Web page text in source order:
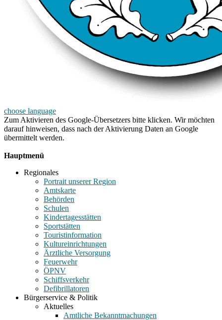
choose language
Zum Aktivieren des Google-Übersetzers bitte klicken. Wir möchten
darauf hinweisen, dass nach der Aktivierung Daten an Google
übermittelt werden.
Hauptmenü
Regionales
Portrait unserer Region
Amtskarte
Behörden
Schulen
Kindertagesstätten
Sportstätten
Touristinformation
Kultureinrichtungen
Ärztliche Versorgung
Feuerwehr
ÖPNV
Schiffsverkehr
Defibrillatoren
Bürgerservice & Politik
Aktuelles
Amtliche Bekanntmachungen